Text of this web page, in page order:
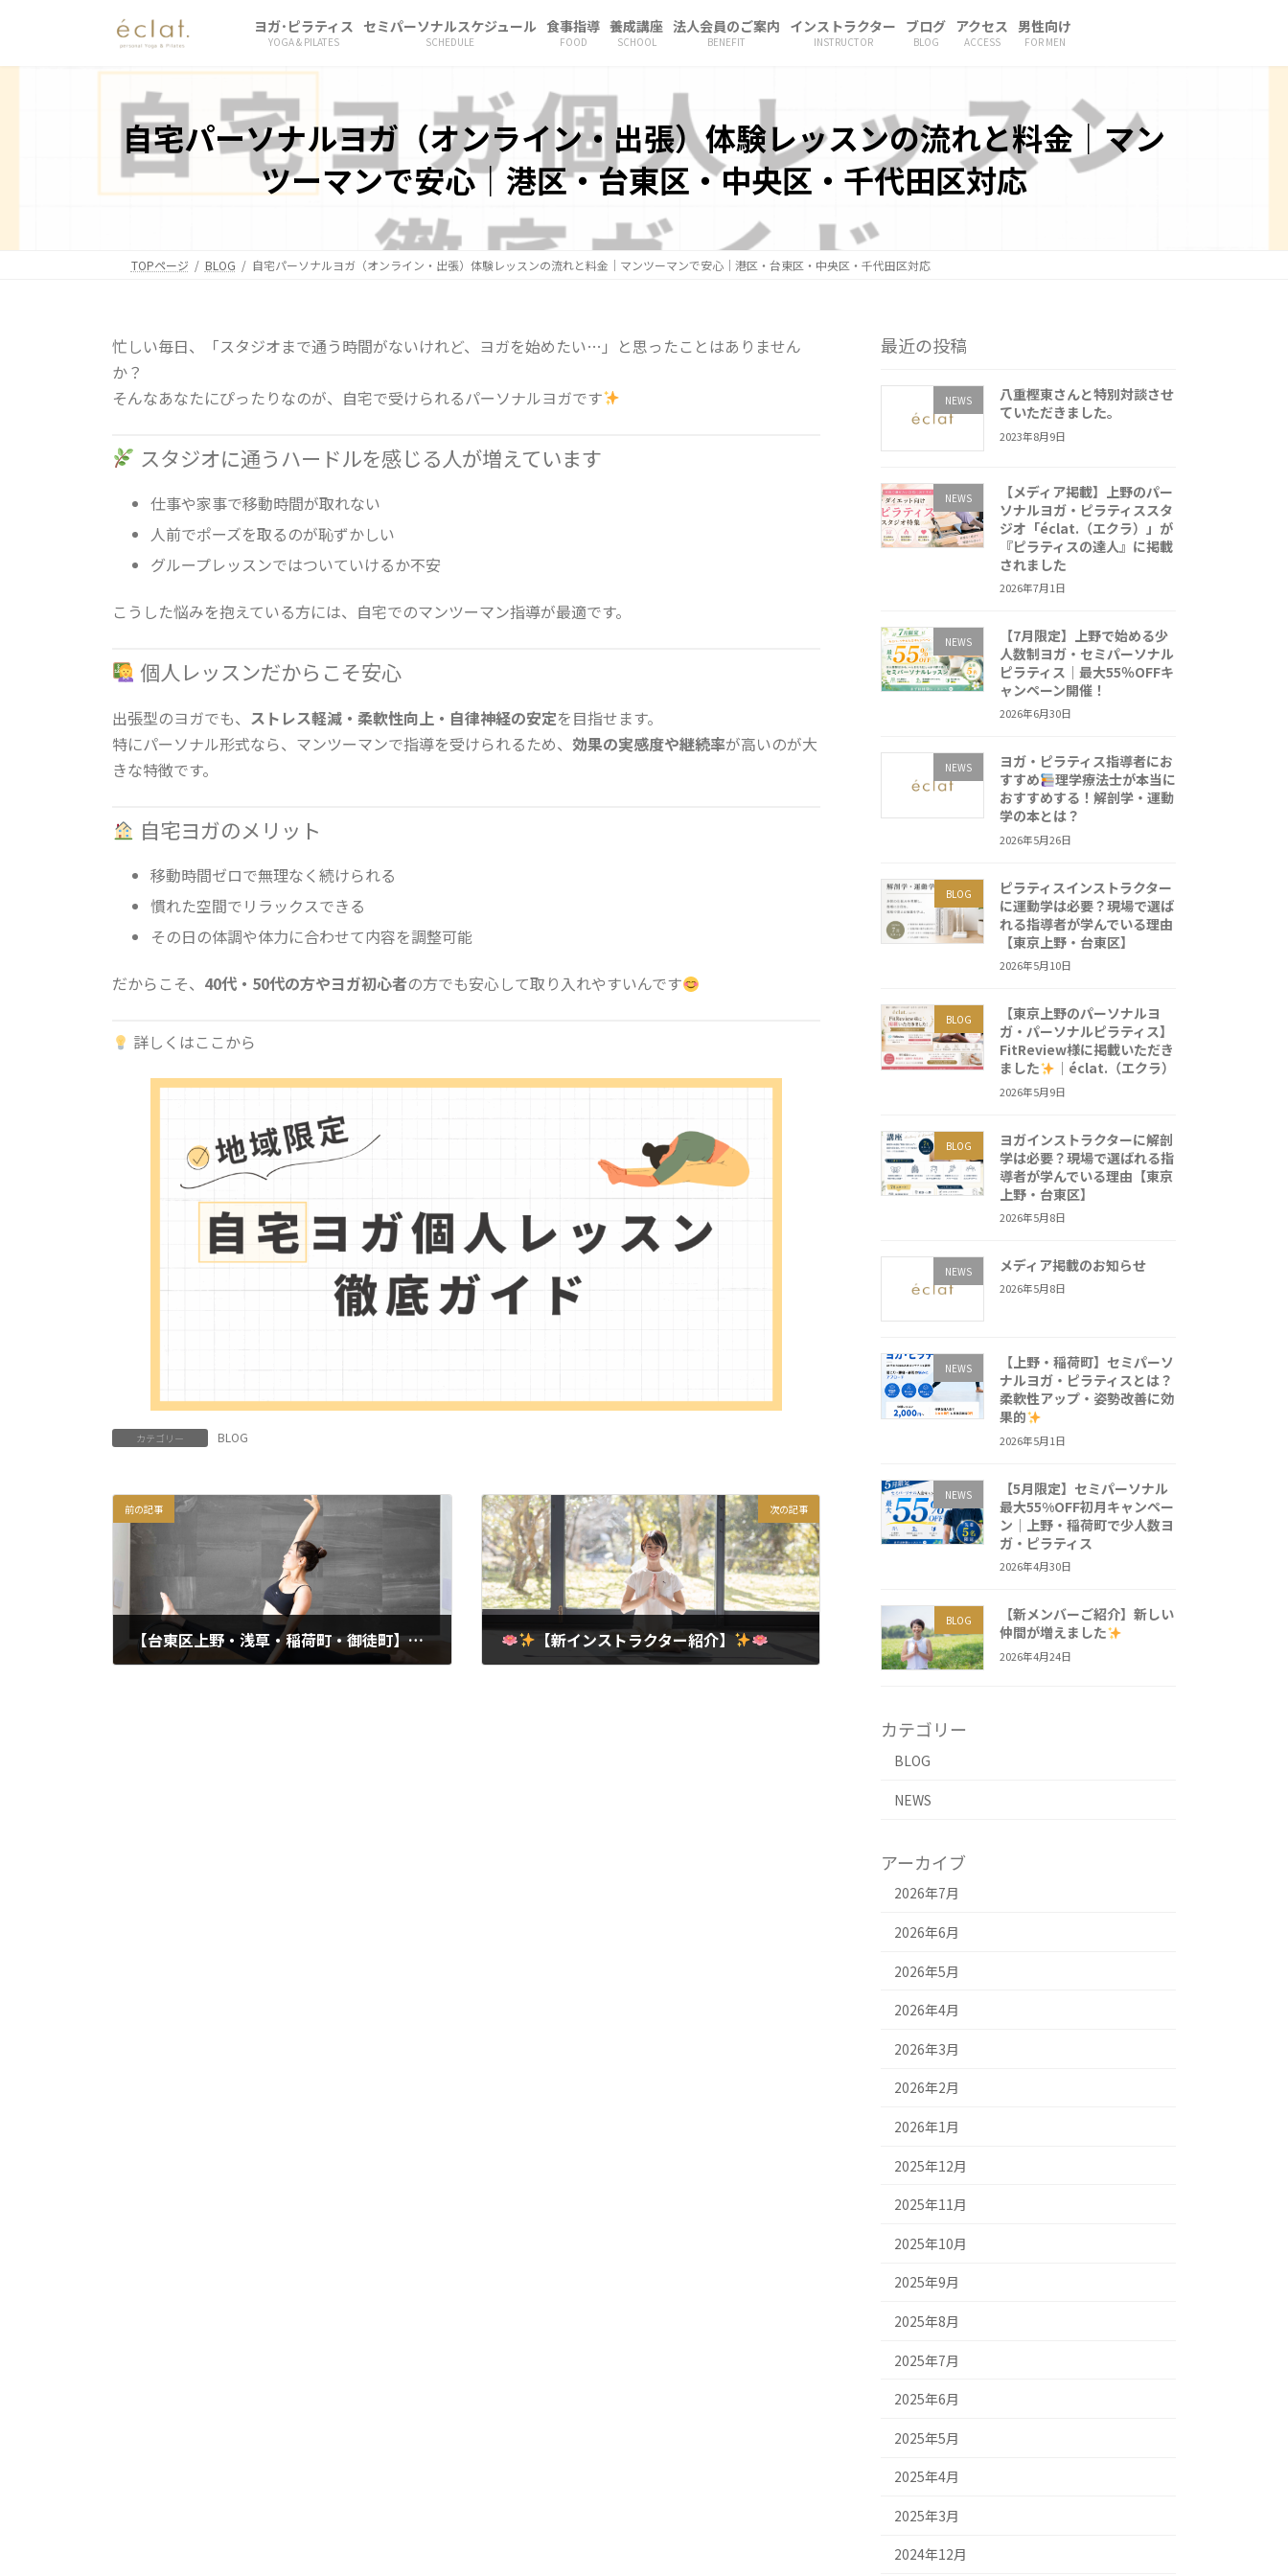
ヨガ･ピラティス
YOGA & PILATES
セミパーソナルスケジュール
SCHEDULE
食事指導
FOOD
養成講座
SCHOOL
法人会員のご案内
BENEFIT
インストラクター
INSTRUCTOR
ブログ
BLOG
アクセス
ACCESS
男性向け
FOR MEN
自宅パーソナルヨガ（オンライン・出張）体験レッスンの流れと料金｜マン
ツーマンで安心｜港区・台東区・中央区・千代田区対応
TOPページ BLOG 自宅パーソナルヨガ（オンライン・出張）体験レッスンの流れと料金｜マンツーマンで安心｜港区・台東区・中央区・千代田区対応
忙しい毎日、「スタジオまで通う時間がないけれど、ヨガを始めたい…」と思ったことはありません
か？
そんなあなたにぴったりなのが、自宅で受けられるパーソナルヨガです
スタジオに通うハードルを感じる人が増えています
仕事や家事で移動時間が取れない
人前でポーズを取るのが恥ずかしい
グループレッスンではついていけるか不安
こうした悩みを抱えている方には、自宅でのマンツーマン指導が最適です。
個人レッスンだからこそ安心
出張型のヨガでも、 ストレス軽減・柔軟性向上・自律神経の安定を目指せます。
特にパーソナル形式なら、マンツーマンで指導を受けられるため、 効果の実感度や継続率が高いのが大
きな特徴です。
自宅ヨガのメリット
移動時間ゼロで無理なく続けられる
慣れた空間でリラックスできる
その日の体調や体力に合わせて内容を調整可能
だからこそ、 40代・50代の方やヨガ初心者の方でも安心して取り入れやすいんです
詳しくはここから
カテゴリー BLOG
前の記事
【台東区上野・浅草・稲荷町・御徒町】初心者でも安心！はじめてのホイールヨガ体験｜姿勢改善・肩こり解消にもおすすめ
次の記事
【新インストラクター紹介】
最近の投稿
NEWS
八重樫東さんと特別対談させ
ていただきました。
2023年8月9日
NEWS
【メディア掲載】上野のパー
ソナルヨガ・ピラティススタ
ジオ「éclat.（エクラ）」が
『ピラティスの達人』に掲載
されました
2026年7月1日
NEWS
【7月限定】上野で始める少
人数制ヨガ・セミパーソナル
ピラティス｜最大55％OFFキ
ャンペーン開催！
2026年6月30日
NEWS
ヨガ・ピラティス指導者にお
すすめ
理学療法士が本当に
おすすめする！解剖学・運動
学の本とは？
2026年5月26日
BLOG
ピラティスインストラクター
に運動学は必要？現場で選ば
れる指導者が学んでいる理由
【東京上野・台東区】
2026年5月10日
BLOG
【東京上野のパーソナルヨ
ガ・パーソナルピラティス】
FitReview様に掲載いただき
ました
｜éclat.（エクラ）
2026年5月9日
BLOG
ヨガインストラクターに解剖
学は必要？現場で選ばれる指
導者が学んでいる理由【東京
上野・台東区】
2026年5月8日
NEWS メディア掲載のお知らせ
2026年5月8日
NEWS
【上野・稲荷町】セミパーソ
ナルヨガ・ピラティスとは？
柔軟性アップ・姿勢改善に効
果的
2026年5月1日
NEWS
【5月限定】セミパーソナル
最大55%OFF初月キャンペー
ン｜上野・稲荷町で少人数ヨ
ガ・ピラティス
2026年4月30日
BLOG
【新メンバーご紹介】新しい
仲間が増えました
2026年4月24日
カテゴリー
BLOG
NEWS
アーカイブ
2026年7月
2026年6月
2026年5月
2026年4月
2026年3月
2026年2月
2026年1月
2025年12月
2025年11月
2025年10月
2025年9月
2025年8月
2025年7月
2025年6月
2025年5月
2025年4月
2025年3月
2024年12月